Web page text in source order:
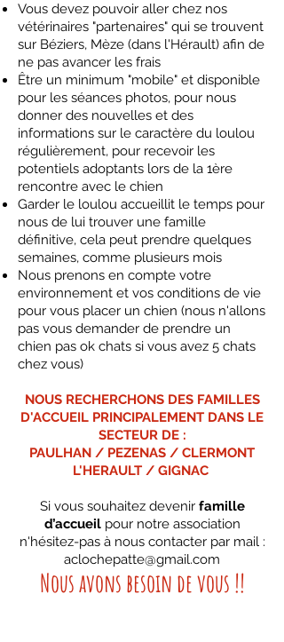
Vous devez pouvoir aller chez nos
vétérinaires "partenaires" qui se trouvent
sur Béziers, Mèze (dans l'Hérault) afin de
ne pas avancer les frais
Être un minimum "mobile" et disponible
pour les séances photos, pour nous
donner des nouvelles et des
informations sur le caractère du loulou
régulièrement, pour recevoir les
potentiels adoptants lors de la 1ère
rencontre avec le chien
Garder le loulou accueillit le temps pour
nous de lui trouver une famille
définitive, cela peut prendre quelques
semaines, comme plusieurs mois
Nous prenons en compte votre
environnement et vos conditions de vie
pour vous placer un chien (nous n'allons
pas vous demander de prendre un
chien pas ok chats si vous avez 5 chats
chez vous)
NOUS RECHERCHONS DES FAMILLES
D'ACCUEIL PRINCIPALEMENT DANS LE
SECTEUR DE :
PAULHAN / PEZENAS / CLERMONT
L'HERAULT / GIGNAC
Si vous souhaitez devenirfamille
d’accueilpour notre association
n'hésitez-pas à nous contacter par mail :
aclochepatte@gmail.com
Nous avons besoin de vous !!